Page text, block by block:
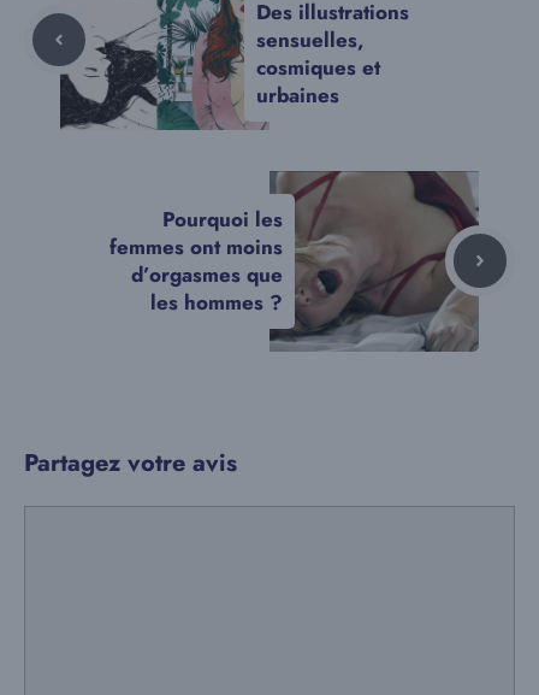
Des illustrations
sensuelles,
cosmiques et
urbaines
Pourquoi les
femmes ont moins
d’orgasmes que
les hommes ?
Partagez votre avis